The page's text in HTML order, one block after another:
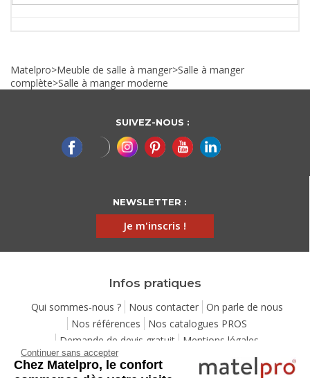
Matelpro>Meuble de salle à manger>Salle à manger
complète>Salle à manger moderne
SUIVEZ-NOUS :
NEWSLETTER :
Je m'inscris !
Infos pratiques
Qui sommes-nous ? Nous contacter
On parle de nous
Nos références
Nos catalogues PROS
Demande de devis gratuit
Mentions légales
Conditions générales de vente
Protection de la vie privée
Gestion des cookies Utilisation de l'IA Eco-participation
Continuer sans accepter
Chez Matelpro, le confort